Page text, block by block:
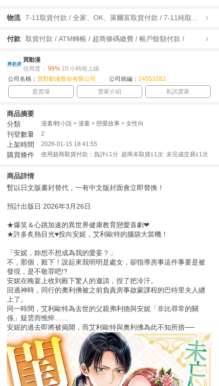
物流
付款 取貨付款 / ATM轉帳 / 超商條碼繳費 / 帳戶餘額付款 /
買動漫
信用度： 99% 10 小時前上線
公司名稱： 買對動漫股份有限公司 公司統編： 24553282
逛賣場
賣家介紹 私訊賣家
商品摘要
分類
漫畫/輕小說 > 漫畫 > 戀愛故事 > 女性向
刊登數量 2
上架時間 2026-01-15 18:41:55
購買條件 使用超商取貨付款：負評≦1分 超商未取貨≦1次 未完成交易≦1次
商品詳情
暫以日文版書封替代，一有中文版封面會立即替換！
預計出版日 2026年3月26日
★爆笑＆心跳加速的異世界健康教育戀愛喜劇❤
★許多炙熱目光♥投向安妮，艾利歐特的腦袋大當機！
「安妮，妳想不想成為我的愛妾？」
不，那個，殿下！說起來我明明是處女，卻指導房事這件事要是被
發現，是不敬罪吧!?
安妮在晚宴上收到殿下驚人的邀請，捏了把冷汗。
回過神時，同行的奧利佛被之前負責房事啟蒙課程的巴特里夫人纏
上了。
同一時間，艾利歐特為去世的父親弗利德與安妮「非比尋常的關
係」疑雲而憔悴……
安妮的過去即將被揭開，而艾利歐特與奧利佛為此不知所措──